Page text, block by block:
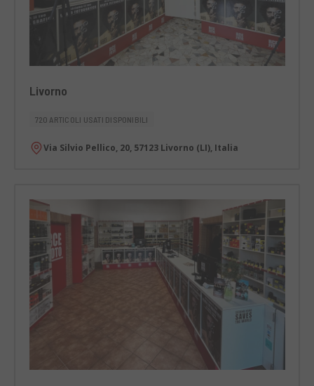
Livorno
720 ARTICOLI USATI DISPONIBILI
Via Silvio Pellico, 20, 57123 Livorno (LI), Italia